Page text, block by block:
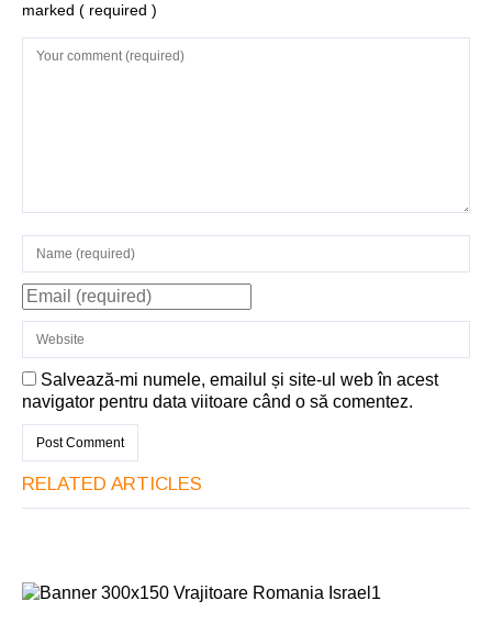
marked ( required )
Salvează-mi numele, emailul și site-ul web în acest
navigator pentru data viitoare când o să comentez.
RELATED ARTICLES